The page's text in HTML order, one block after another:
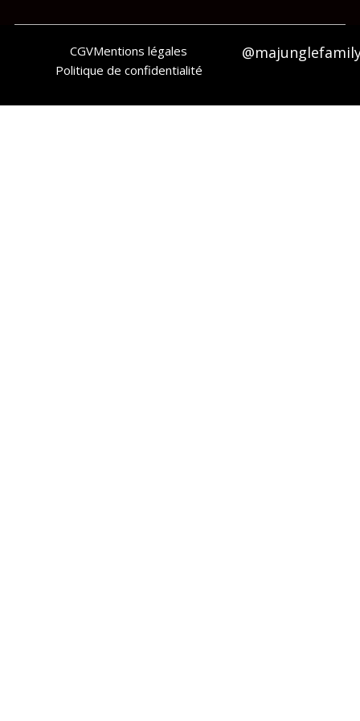
CGVMentions légales
Politique de confidentialité